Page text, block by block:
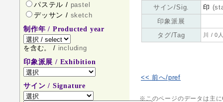
パステル / pastel
デッサン / sketch
制作年 / Producted year
を含む。 / including
印象派展 / Exhibition
サイン / Signature
サイン/Sig.
印
印象派展
タグ/Tag
川 / 0
<< 前へ/pref
※このページのデータは主